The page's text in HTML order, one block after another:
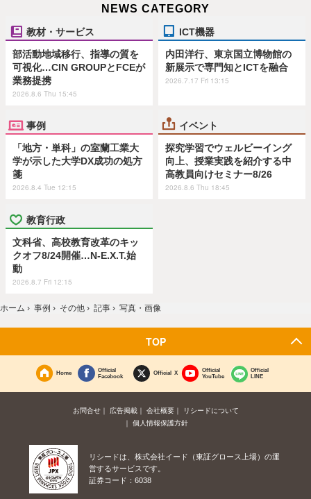
NEWS CATEGORY
教材・サービス
部活動地域移行、指導の質を
可視化…CIN GROUPとFCEが
業務提携
2026.8.6 Thu 15:45
ICT機器
内田洋行、東京国立博物館の
新展示で専門知とICTを融合
2026.7.17 Fri 13:15
事例
「地方・単科」の室蘭工業大
学が示した大学DX成功の処方
箋
2026.8.4 Tue 12:15
イベント
探究学習でウェルビーイング
向上、授業実践を紹介する中
高教員向けセミナー8/26
2026.8.6 Thu 18:45
教育行政
文科省、高校教育改革のキッ
クオフ8/24開催…N-E.X.T.始
動
2026.8.7 Fri 12:15
ホーム › 事例 › その他 › 記事 › 写真・画像
TOP
Home
Official
Facebook
Official X
Official
YouTube
Official
LINE
お問合せ 広告掲載 会社概要
リシードについて
個人情報保護方針
リシードは、株式会社イード（東証グロース上場）の運
営するサービスです。
証券コード：6038